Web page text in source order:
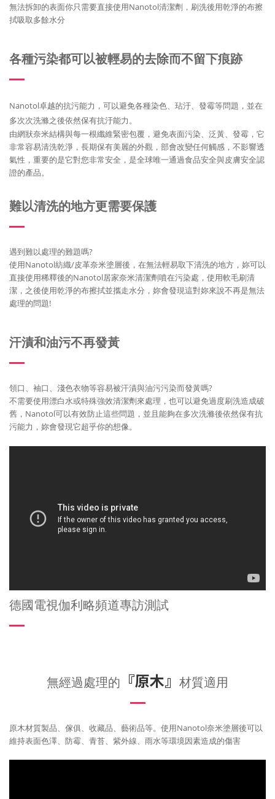
無法拆卸的表面你只需要直接使用Nanotol清潔劑，刷洗後用乾淨的布擦
拭吸取多餘水分
各種污染都可以被輕易的去除而不留下痕跡
Nanotol卓越的抗污能力，可以避免各種染色、玷汙、發霉等問題，並在
多次次洗滌之後依然保有抗汙能力。
由網狀奈米結構與每一根纖維緊密包覆，避免表面污染、泛黃、發霉，它
非常容易清洗乾淨，長期保有美麗的外觀，部會改變任何觸感，不影響透
氣性，重要的是它對您非常安全，是全球唯一通過食品安全與皮膚安全認
證的產品。
難以清洗的地方更需要保護
遇到難以處理的難題嗎?
使用Nanotol紡織/皮革奈米塗層後，在無法輕易取下清洗的地方，妳可以
直接使用稀釋後的Nanotol居家奈米清潔劑噴在污染處，使用軟毛刷清
潔，之後使用乾淨的布擦拭並攜走水分，妳會發現這對妳來說不再是無法
處理的問題!
汗漬和油污不再發黃
領口、袖口、淺色衣物等容易被汗漬與油污污染而發黃嗎?
不需要使用漂白水或特殊強效清潔劑來處理，也可以避免過度刷洗造成破
舊，Nanotol可以有效防止這些問題，並且能夠在多次洗滌後依然保有抗
污能力，妳會發現它超乎你的想像。
德國電視伽利略頻道專訪測試
無經過處理的 『原木』 材質適用
原木材質製品、傢俱、收藏品、藝術品等。使用Nanotol奈米塗層後可以
維持表面色澤、防霉、青苔、紫外線、雨水等環境因素造成的傷害